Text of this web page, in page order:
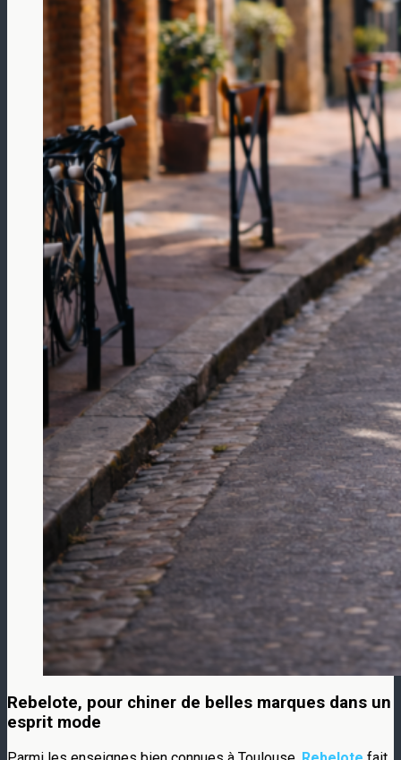
Rebelote, pour chiner de belles marques dans un
esprit mode